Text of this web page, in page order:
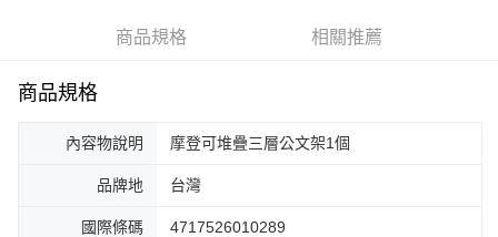
商品規格 相關推薦
商品規格
內容物說明 摩登可堆疊三層公文架1個
品牌地 台灣
國際條碼 4717526010289